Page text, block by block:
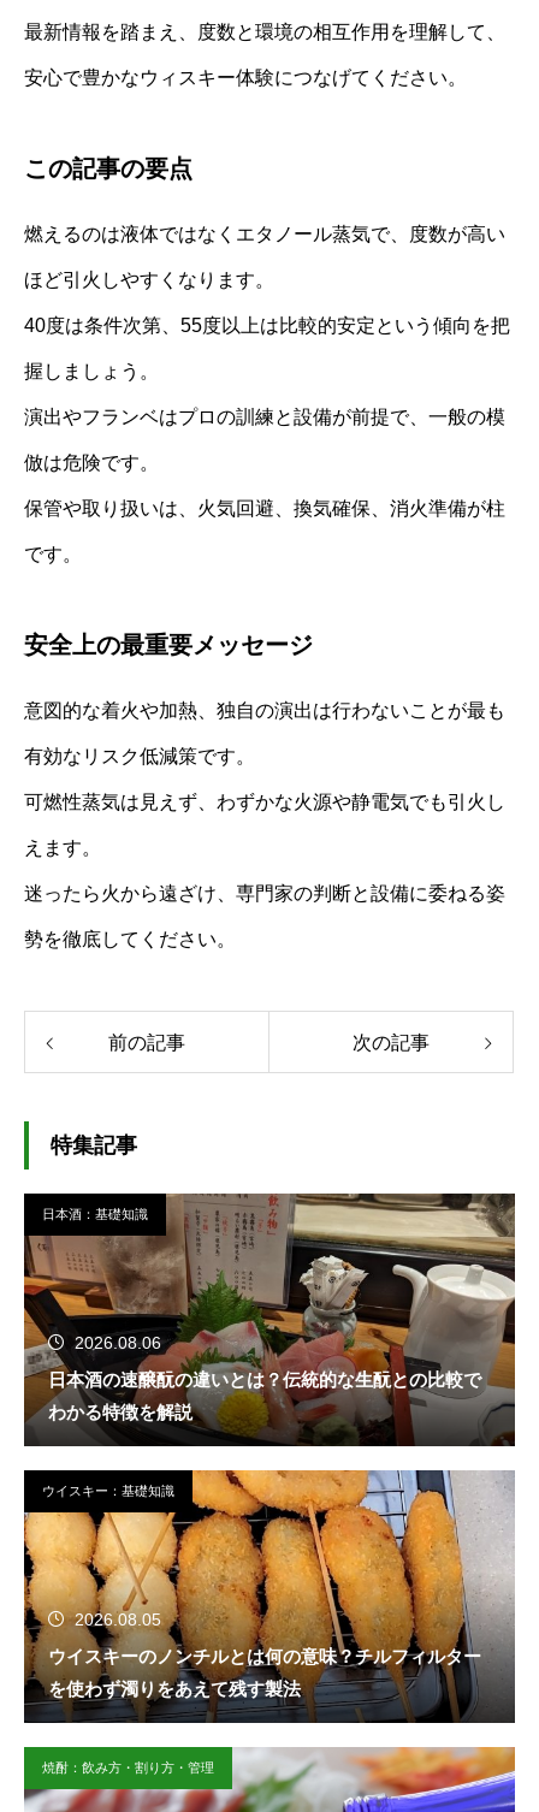
最新情報を踏まえ、度数と環境の相互作用を理解して、
安心で豊かなウィスキー体験につなげてください。
この記事の要点
燃えるのは液体ではなくエタノール蒸気で、度数が高い
ほど引火しやすくなります。
40度は条件次第、55度以上は比較的安定という傾向を把
握しましょう。
演出やフランベはプロの訓練と設備が前提で、一般の模
倣は危険です。
保管や取り扱いは、火気回避、換気確保、消火準備が柱
です。
安全上の最重要メッセージ
意図的な着火や加熱、独自の演出は行わないことが最も
有効なリスク低減策です。
可燃性蒸気は見えず、わずかな火源や静電気でも引火し
えます。
迷ったら火から遠ざけ、専門家の判断と設備に委ねる姿
勢を徹底してください。
前の記事 次の記事
特集記事
日本酒：基礎知識
2026.08.06
日本酒の速醸酛の違いとは？伝統的な生酛との比較で
わかる特徴を解説
ウイスキー：基礎知識
2026.08.05
ウイスキーのノンチルとは何の意味？チルフィルター
を使わず濁りをあえて残す製法
焼酎：飲み方・割り方・管理